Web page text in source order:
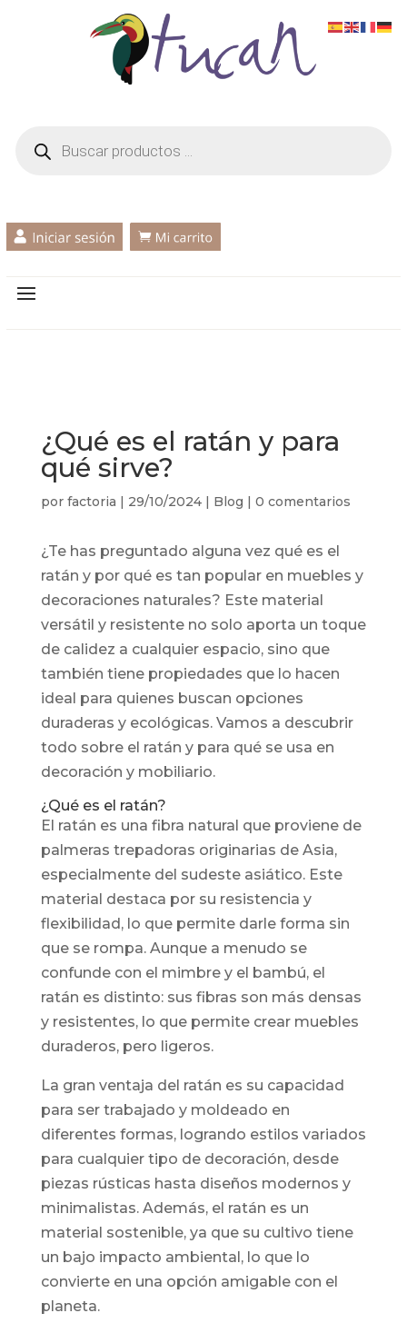
productos
¿Qué es el ratán y para
qué sirve?
por factoria | 29/10/2024| Blog | 0 comentarios
¿Te has preguntado alguna vez qué es el
ratán y por qué es tan popular en muebles y
decoraciones naturales? Este material
versátil y resistente no solo aporta un toque
de calidez a cualquier espacio, sino que
también tiene propiedades que lo hacen
ideal para quienes buscan opciones
duraderas y ecológicas. Vamos a descubrir
todo sobre el ratán y para qué se usa en
decoración y mobiliario.
¿Qué es el ratán?
El ratán es una fibra natural que proviene de
palmeras trepadoras originarias de Asia,
especialmente del sudeste asiático. Este
material destaca por su resistencia y
flexibilidad, lo que permite darle forma sin
que se rompa. Aunque a menudo se
confunde con el mimbre y el bambú, el
ratán es distinto: sus fibras son más densas
y resistentes, lo que permite crear muebles
duraderos, pero ligeros.
La gran ventaja del ratán es su capacidad
para ser trabajado y moldeado en
diferentes formas, logrando estilos variados
para cualquier tipo de decoración, desde
piezas rústicas hasta diseños modernos y
minimalistas. Además, el ratán es un
material sostenible, ya que su cultivo tiene
un bajo impacto ambiental, lo que lo
convierte en una opción amigable con el
planeta.